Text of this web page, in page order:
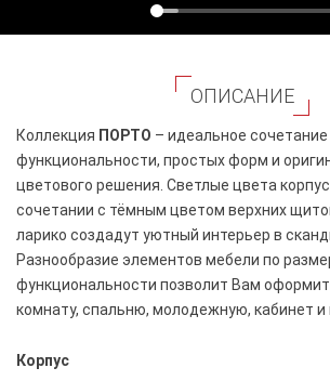
ОПИСАНИЕ
Коллекция ПОРТО – идеальное сочетание
функциональности, простых форм и
цветового решения. Светлые цвета
сочетании с тёмным цветом верхних
ларико создадут уютный интерьер в
Разнообразие элементов мебели по
функциональности позволит Вам
комнату, спальню, молодежную, кабинет и
Корпус